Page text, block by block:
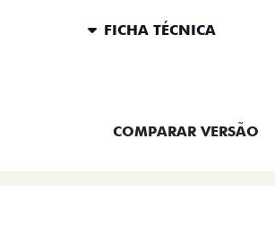
FICHA TÉCNICA
COMPARAR VERSÃO